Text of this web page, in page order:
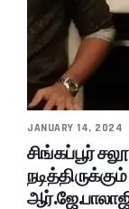
JANUARY 14, 2024
சிங்கப்பூர்